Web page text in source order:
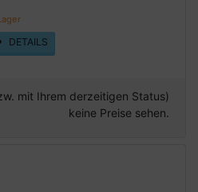
DETAILS
mit Ihrem derzeitigen Status)
keine Preise sehen.